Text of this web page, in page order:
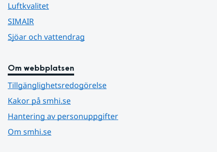
Luftkvalitet
SIMAIR
Sjöar och vattendrag
Om webbplatsen
Tillgänglighetsredogörelse
Kakor på smhi.se
Hantering av personuppgifter
Om smhi.se